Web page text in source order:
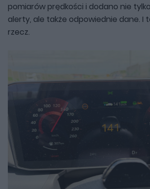
pomiarów prędkości i dodano nie
alerty, ale także odpowiednie dane. I
rzecz.